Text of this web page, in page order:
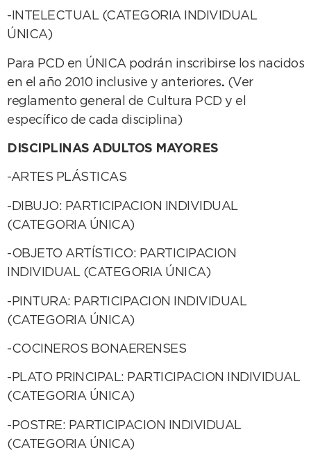
-INTELECTUAL (CATEGORIA INDIVIDUAL
ÚNICA)
Para PCD en ÚNICA podrán inscribirse los nacidos
en el año 2010 inclusive y anteriores. (Ver
reglamento general de Cultura PCD y el
específico de cada disciplina)
DISCIPLINAS ADULTOS MAYORES
-ARTES PLÁSTICAS
-DIBUJO: PARTICIPACION INDIVIDUAL
(CATEGORIA ÚNICA)
-OBJETO ARTÍSTICO: PARTICIPACION
INDIVIDUAL (CATEGORIA ÚNICA)
-PINTURA: PARTICIPACION INDIVIDUAL
(CATEGORIA ÚNICA)
-COCINEROS BONAERENSES
-PLATO PRINCIPAL: PARTICIPACION INDIVIDUAL
(CATEGORIA ÚNICA)
-POSTRE: PARTICIPACION INDIVIDUAL
(CATEGORIA ÚNICA)